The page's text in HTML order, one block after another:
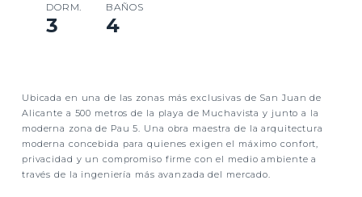
DORM.
3
BAÑOS
4
Ubicada en una de las zonas más exclusivas de San Juan de
Alicante a 500 metros de la playa de Muchavista y junto a la
moderna zona de Pau 5. Una obra maestra de la arquitectura
moderna concebida para quienes exigen el máximo confort,
privacidad y un compromiso firme con el medio ambiente a
través de la ingeniería más avanzada del mercado.